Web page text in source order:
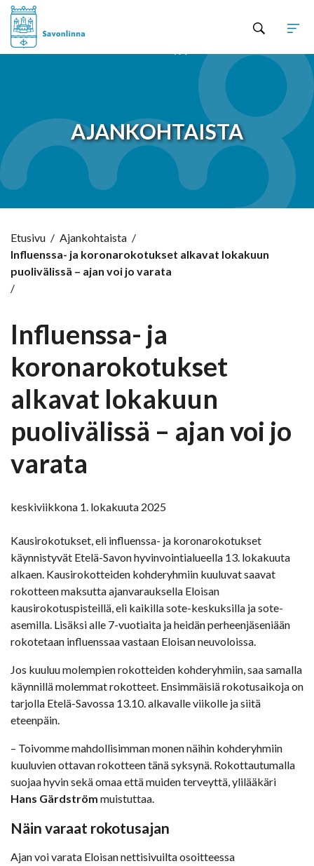
AJANKOHTAISTA
Etusivu / Ajankohtaista /
Influenssa- ja koronarokotukset alkavat lokakuun
puolivälissä – ajan voi jo varata
/
Influenssa- ja
koronarokotukset
alkavat lokakuun
puolivälissä – ajan voi jo
varata
keskiviikkona 1. lokakuuta 2025
Kausirokotukset, eli influenssa- ja koronarokotukset
käynnistyvät Etelä-Savon hyvinvointialueella 13. lokakuuta
alkaen. Kausirokotteiden kohderyhmiin kuuluvat saavat
rokotteen maksutta ajanvarauksella Eloisan
kausirokotuspisteillä, eli kaikilla sote-keskuksilla ja sote-
asemilla. Lisäksi alle 7-vuotiaita ja heidän perheenjäseniään
rokotetaan influenssaa vastaan Eloisan neuvoloissa.
Jos kuuluu molempien rokotteiden kohderyhmiin, saa samalla
käynnillä molemmat rokotteet. Ensimmäisiä rokotusaikoja on
tarjolla Etelä-Savossa 13.10. alkavalle viikolle ja siitä
eteenpäin.
– Toivomme mahdollisimman monen näihin kohderyhmiin
kuuluvien ottavan rokotteen tänä syksynä. Rokottautumalla
suojaa hyvin sekä omaa että muiden terveyttä, ylilääkäri
Hans Gärdström muistuttaa.
Näin varaat rokotusajan
Ajan voi varata Eloisan nettisivuilta osoitteessa